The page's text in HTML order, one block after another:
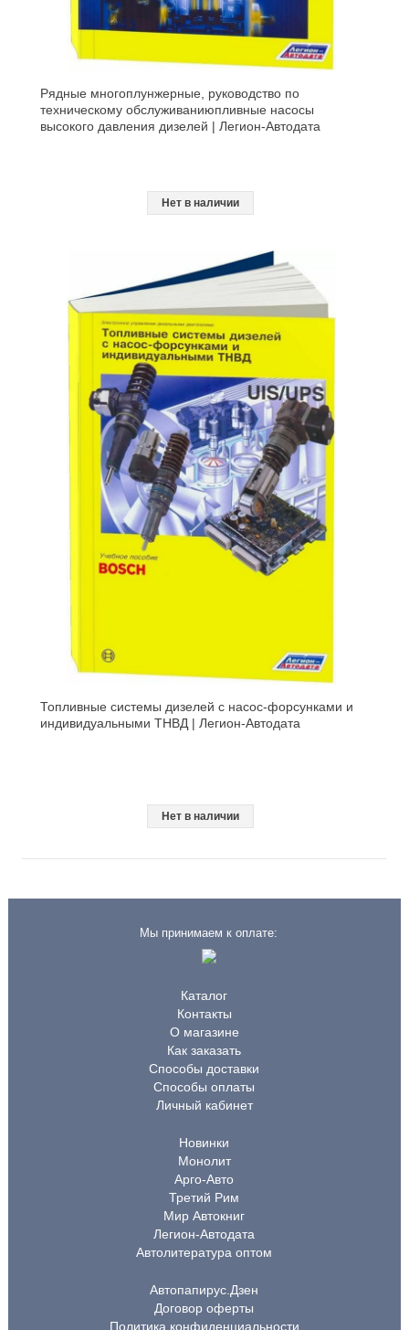
Рядные многоплунжерные, руководство по
техническому обслуживаниюпливные насосы
высокого давления дизелей | Легион-Aвтодата
Нет в наличии
Топливные системы дизелей с насос-форсунками и
индивидуальными ТНВД | Легион-Aвтодата
Нет в наличии
Мы принимаем к оплате:
Каталог
Контакты
О магазине
Как заказать
Способы доставки
Способы оплаты
Личный кабинет
Новинки
Монолит
Арго-Авто
Третий Рим
Мир Автокниг
Легион-Автодата
Автолитература оптом
Автопапирус.Дзен
Договор оферты
Политика конфиденциальности